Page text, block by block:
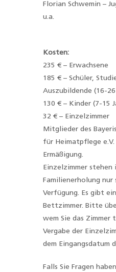
Florian Schwemin –
u.a.
Kosten:
235 € – Erwachsene
185 € – Schüler,
Auszubildende (16-26
130 € – Kinder (7-15
32 € – Einzelzimmer
Mitglieder des
für Heimatpflege
Ermäßigung.
Einzelzimmer stehen
Familienerholung
Verfügung. Es gibt
Bettzimmer. Bitte
wem Sie das Zimmer
Vergabe der
dem Eingangsdatum
Falls Sie Fragen